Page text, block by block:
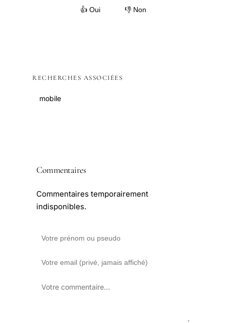
👍 Oui 👎 Non
RECHERCHES ASSOCIÉES
mobile
Commentaires
Commentaires temporairement
indisponibles.